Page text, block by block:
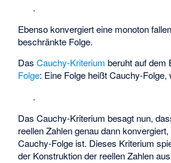
.
Ebenso konvergiert eine monoton
beschränkte Folge.
DasCauchy-Kriterium beruht auf dem
Folge: Eine Folge heißt Cauchy-Folge,
.
Das Cauchy-Kriterium besagt nun,
reellen Zahlen genau dann
Cauchy-Folge ist. Dieses Kriterium
der Konstruktion der reellen Zahlen